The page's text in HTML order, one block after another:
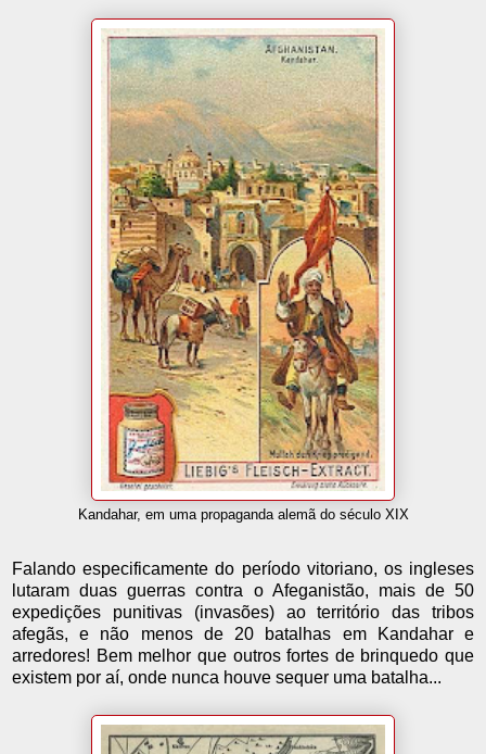
Kandahar, em uma propaganda alemã do século XIX
Falando especificamente do período vitoriano, os ingleses
lutaram duas guerras contra o Afeganistão, mais de 50
expedições punitivas (invasões) ao território das tribos
afegãs, e não menos de 20 batalhas em Kandahar e
arredores! Bem melhor que outros fortes de brinquedo que
existem por aí, onde nunca houve sequer uma batalha...